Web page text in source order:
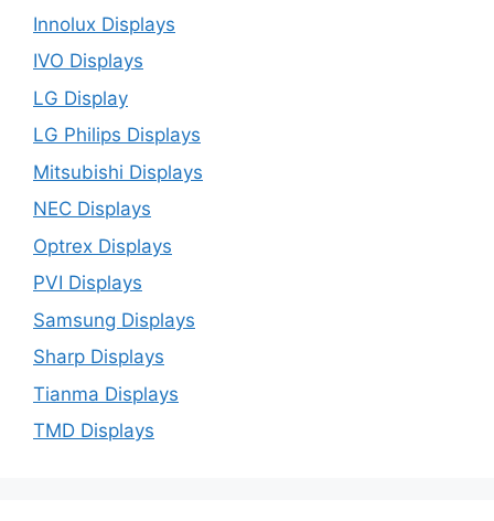
Innolux Displays
IVO Displays
LG Display
LG Philips Displays
Mitsubishi Displays
NEC Displays
Optrex Displays
PVI Displays
Samsung Displays
Sharp Displays
Tianma Displays
TMD Displays